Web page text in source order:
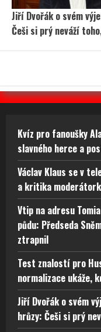
Jiří Dvořák o svém
Češi si prý neváží
Kvíz pro fanoušky
slavného herce a
Václav Klaus se v
a kritika
Vtip na adresu
půdu: Předseda
ztrapnil
Test znalostí pro
normalizace ukáže,
Jiří Dvořák o svém
hrůzy: Češi si prý